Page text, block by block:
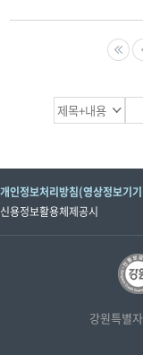
개인정보처리방침(영상정보기
신용정보활용체제공시
강원특별